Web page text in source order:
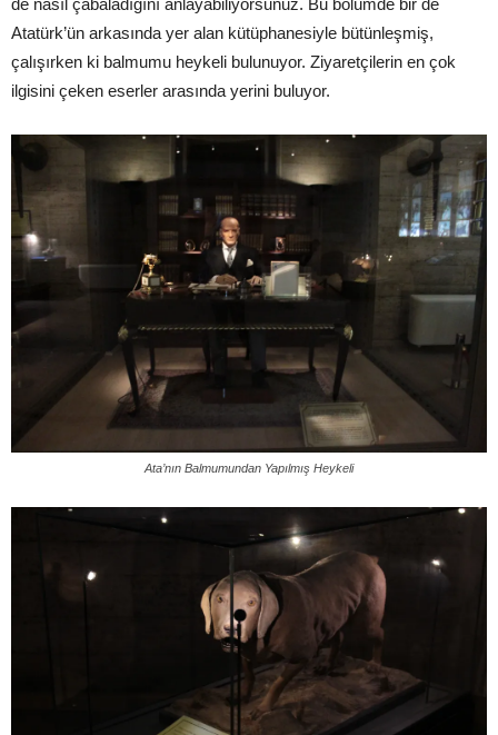
de nasıl çabaladığını anlayabiliyorsunuz. Bu bölümde bir de
Atatürk’ün arkasında yer alan kütüphanesiyle bütünleşmiş,
çalışırken ki balmumu heykeli bulunuyor. Ziyaretçilerin en çok
ilgisini çeken eserler arasında yerini buluyor.
Ata’nın Balmumundan Yapılmış Heykeli